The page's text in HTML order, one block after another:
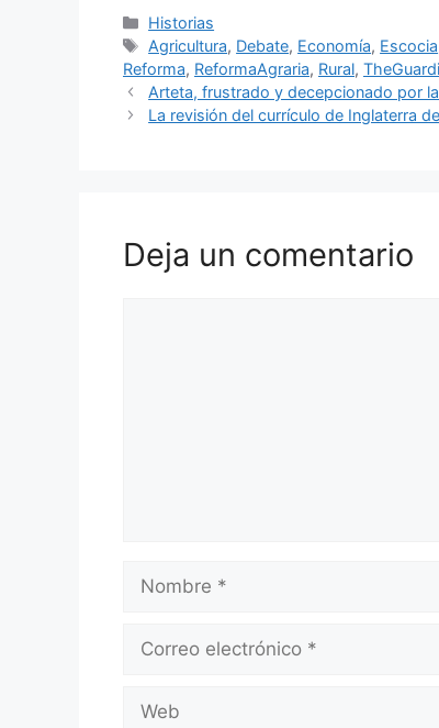
Categorías
Historias
Etiquetas
Agricultura, Debate, Economía, Escocia
Reforma, ReformaAgraria, Rural,
Arteta, frustrado y decepcionado por
La revisión del currículo de Inglaterra
Deja un comentario
Nombre
Correo
Web